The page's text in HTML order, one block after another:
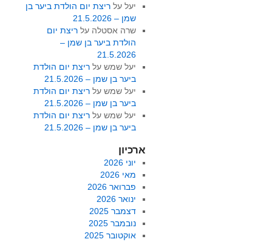
יעלעל ריצת יום הולדת ביער בן
שמן – 21.5.2026
שרה אסטלה על ריצת יום
הולדת ביער בן שמן –
21.5.2026
יעל שמשעל ריצת יום הולדת
ביער בן שמן – 21.5.2026
יעל שמשעל ריצת יום הולדת
ביער בן שמן – 21.5.2026
יעל שמשעל ריצת יום הולדת
ביער בן שמן – 21.5.2026
ארכיון
יוני 2026
מאי 2026
פברואר 2026
ינואר 2026
דצמבר 2025
נובמבר 2025
אוקטובר 2025